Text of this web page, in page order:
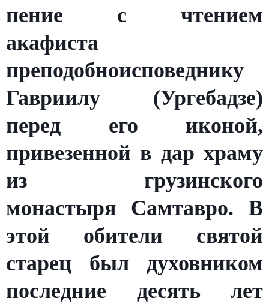
пение с чтением
акафиста
преподобноисповеднику
Гавриилу (Ургебадзе)
перед его иконой,
привезенной в дар храму
из грузинского
монастыря Самтавро. В
этой обители святой
старец был духовником
последние десять лет